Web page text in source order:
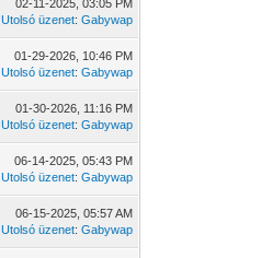
02-11-2025, 03:05 PM
Utolsó üzenet:Gabywap
01-29-2026, 10:46 PM
Utolsó üzenet:Gabywap
01-30-2026, 11:16 PM
Utolsó üzenet:Gabywap
06-14-2025, 05:43 PM
Utolsó üzenet:Gabywap
06-15-2025, 05:57 AM
Utolsó üzenet:Gabywap